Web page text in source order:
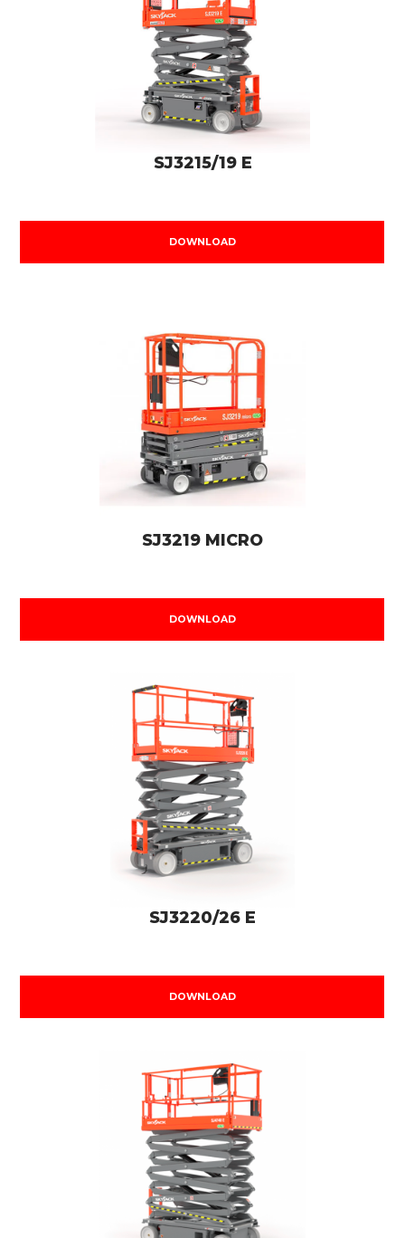
SJ3215/19 E
DOWNLOAD
SJ3219 MICRO
DOWNLOAD
SJ3220/26 E
DOWNLOAD